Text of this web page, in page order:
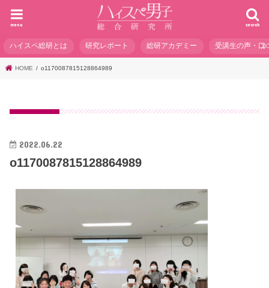
search
menu
ハイスペ総研とは 研究レポート 総研アカデミー 受講生の声・口
HOME o1170087815128864989
2022.06.22
o1170087815128864989